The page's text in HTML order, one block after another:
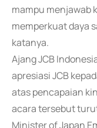
mampu menjawab
memperkuat daya
katanya.
Ajang JCB
apresiasi JCB
atas pencapaian
acara tersebut
Minister of Japan